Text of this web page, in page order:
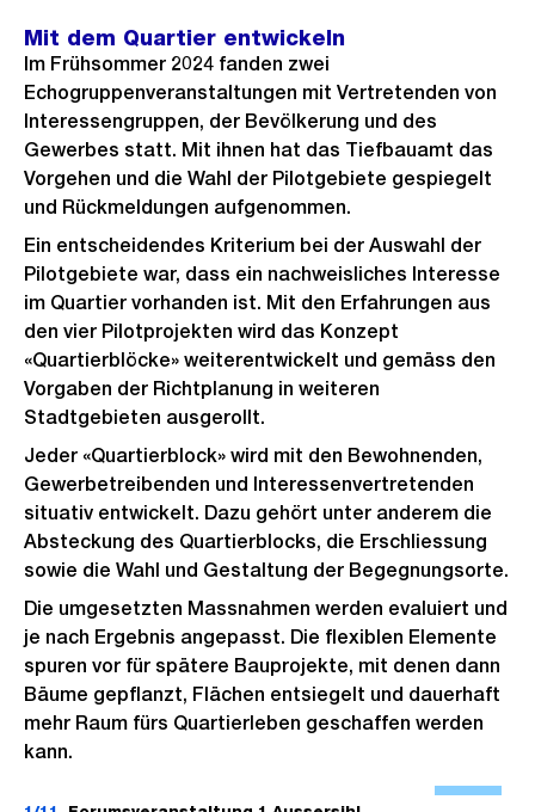
Mit dem Quartier entwickeln
Im Frühsommer 2024 fanden zwei
Echogruppenveranstaltungen mit Vertretenden von
Interessengruppen, der Bevölkerung und des
Gewerbes statt. Mit ihnen hat das Tiefbauamt das
Vorgehen und die Wahl der Pilotgebiete gespiegelt
und Rückmeldungen aufgenommen.
Ein entscheidendes Kriterium bei der Auswahl der
Pilotgebiete war, dass ein nachweisliches Interesse
im Quartier vorhanden ist. Mit den Erfahrungen aus
den vier Pilotprojekten wird das Konzept
«Quartierblöcke» weiterentwickelt und gemäss den
Vorgaben der Richtplanung in weiteren
Stadtgebieten ausgerollt.
Jeder «Quartierblock» wird mit den Bewohnenden,
Gewerbetreibenden und Interessenvertretenden
situativ entwickelt. Dazu gehört unter anderem die
Absteckung des Quartierblocks, die Erschliessung
sowie die Wahl und Gestaltung der Begegnungsorte.
Die umgesetzten Massnahmen werden evaluiert und
je nach Ergebnis angepasst. Die flexiblen Elemente
spuren vor für spätere Bauprojekte, mit denen dann
Bäume gepflanzt, Flächen entsiegelt und dauerhaft
mehr Raum fürs Quartierleben geschaffen werden
kann.